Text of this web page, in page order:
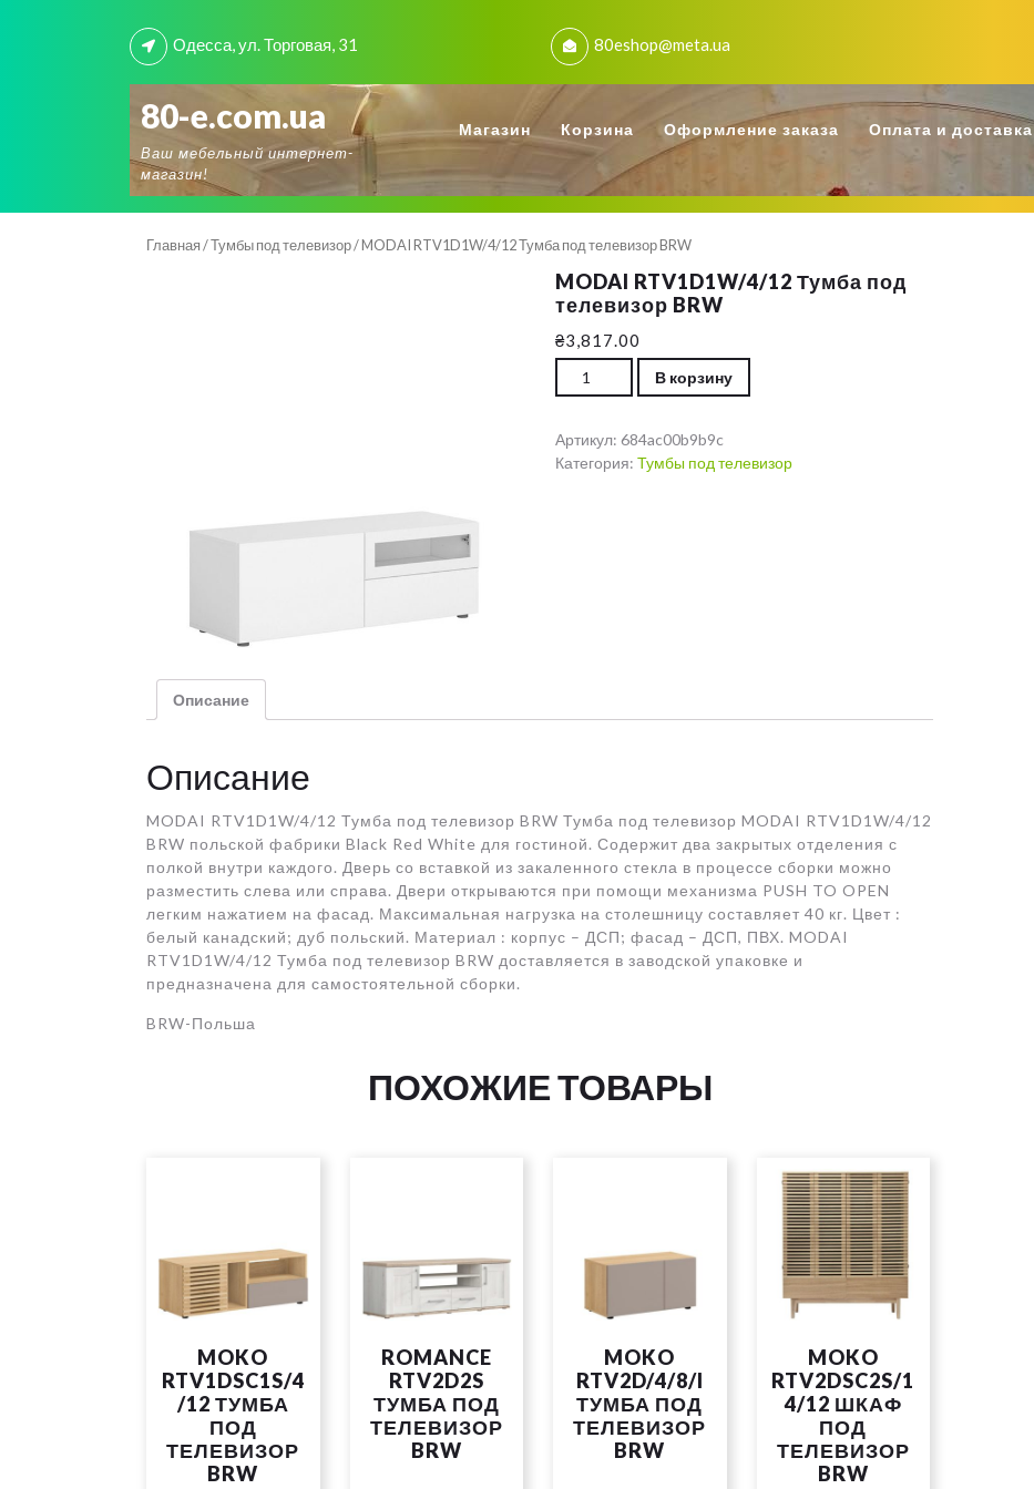
Одесса, ул. Торговая, 31 80eshop@meta.ua
80-e.com.ua
Ваш мебельный интернет-
магазин!
Магазин Корзина Оформление заказа Оплата и доставка
Главная/Тумбы под телевизор/ MODAI RTV1D1W/4/12 Тумба под телевизор BRW
MODAI RTV1D1W/4/12 Тумба под
телевизор BRW
₴3,817.00
Количество MODAI RTV1D1W/4/12 Тумба под телевизор BRW
В корзину
Артикул:684ac00b9b9c
Категория:Тумбы под телевизор
Описание
Описание
MODAI RTV1D1W/4/12 Тумба под телевизор BRW Тумба под телевизор MODAI RTV1D1W/4/12
BRW польской фабрики Black Red White для гостиной. Содержит два закрытых отделения с
полкой внутри каждого. Дверь со вставкой из закаленного стекла в процессе сборки можно
разместить слева или справа. Двери открываются при помощи механизма PUSH TO OPEN
легким нажатием на фасад. Максимальная нагрузка на столешницу составляет 40 кг. Цвет :
белый канадский; дуб польский. Материал : корпус – ДСП; фасад – ДСП, ПВХ. MODAI
RTV1D1W/4/12 Тумба под телевизор BRW доставляется в заводской упаковке и
предназначена для самостоятельной сборки.
BRW-Польша
ПОХОЖИЕ ТОВАРЫ
MOKO
RTV1DSC1S/4
/12 ТУМБА
ПОД
ТЕЛЕВИЗОР
BRW
ROMANCE
RTV2D2S
ТУМБА ПОД
ТЕЛЕВИЗОР
BRW
MOKO
RTV2D/4/8/I
ТУМБА ПОД
ТЕЛЕВИЗОР
BRW
MOKO
RTV2DSC2S/1
4/12 ШКАФ
ПОД
ТЕЛЕВИЗОР
BRW